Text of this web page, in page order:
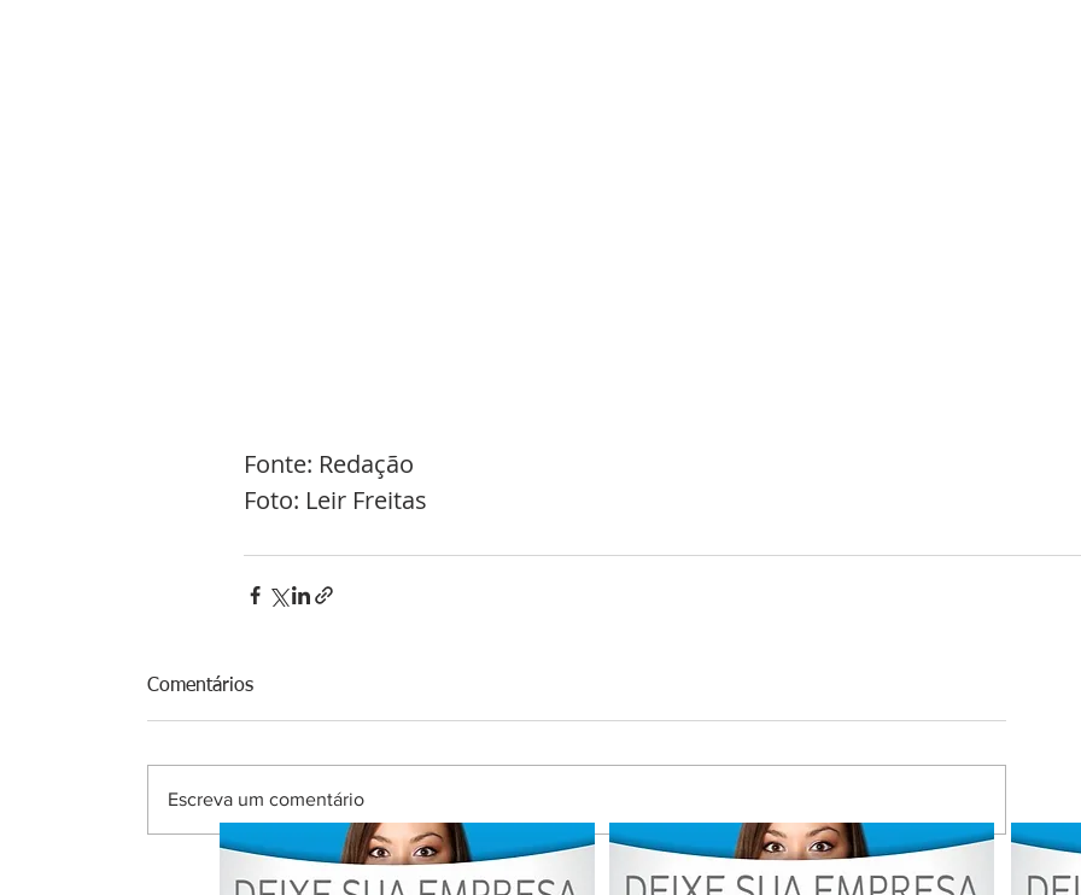
Fonte: Redação
Foto: Leir Freitas
Comentários
Escreva um comentário